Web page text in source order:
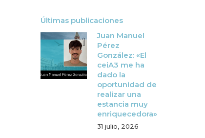
Últimas publicaciones
Juan Manuel
Pérez
González: «El
ceiA3 me ha
dado la
oportunidad de
realizar una
estancia muy
enriquecedora»
31 julio, 2026